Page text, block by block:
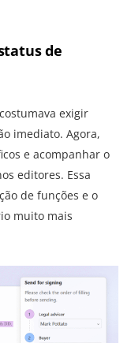
de
exigir
imediato. Agora,
e acompanhar o
editores. Essa
de funções e o
muito mais